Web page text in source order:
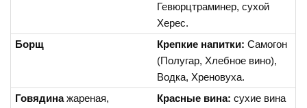
Гевюрцтраминер, сухой
Херес.
Борщ
Крепкие напитки: Самогон
(Полугар, Хлебное вино),
Водка, Хреновуха.
Говядинажареная,
Красные вина: сухие вина